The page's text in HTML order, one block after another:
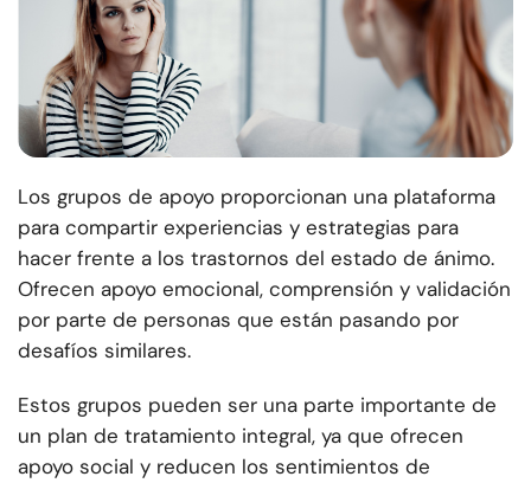
Los grupos de apoyo proporcionan una plataforma
para compartir experiencias y estrategias para
hacer frente a los trastornos del estado de ánimo.
Ofrecen apoyo emocional, comprensión y validación
por parte de personas que están pasando por
desafíos similares.
Estos grupos pueden ser una parte importante de
un plan de tratamiento integral, ya que ofrecen
apoyo social y reducen los sentimientos de